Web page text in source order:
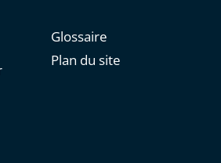
Glossaire
Plan du site